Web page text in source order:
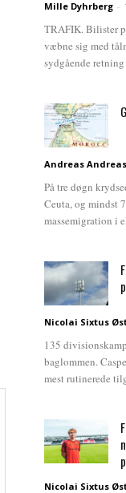
Mille Dyhrberg -
TRAFIK. Bilister
væbne sig med
sydgående
Andreas
På tre døgn
Ceuta, og mindst
massemigration i
Nicolai Sixtus
135
baglommen.
mest rutinerede
Nicolai Sixtus